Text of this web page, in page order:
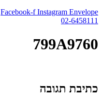
Facebook-f Instagram Envelope
02-6458111
799A9760
כתיבת תגובה